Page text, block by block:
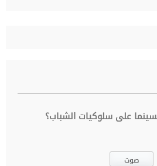
على سلوكيات الشباب؟